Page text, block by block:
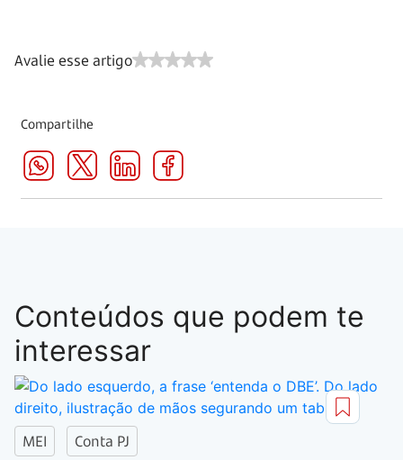
Avalie esse artigo
Compartilhe
Conteúdos que podem te
interessar
MEI Conta PJ